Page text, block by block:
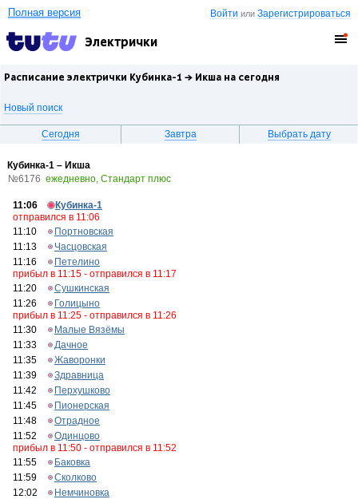
Войти илиЗарегистрироваться
Полная версия
Электрички
Расписание электрички Кубинка-1 → Икша на сегодня
Новый поиск
Сегодня Завтра Выбрать дату
Кубинка-1 – Икша
№6176 ежедневно, Стандарт плюс
11:06
Кубинка-1
отправился в 11:06
11:10
Портновская
11:13
Часцовская
11:16
Петелино
прибыл в 11:15 - отправился в 11:17
11:20
Сушкинская
11:26
Голицыно
прибыл в 11:25 - отправился в 11:26
11:30
Малые Вязёмы
11:33
Дачное
11:35
Жаворонки
11:39
Здравница
11:42
Перхушково
11:45
Пионерская
11:48
Отрадное
11:52
Одинцово
прибыл в 11:50 - отправился в 11:52
11:55
Баковка
11:59
Сколково
12:02
Немчиновка